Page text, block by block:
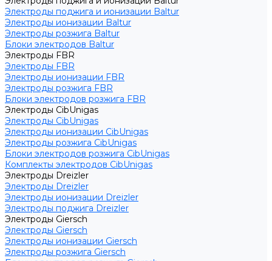
Электроды поджига и ионизации Baltur
Электроды ионизации Baltur
Электроды розжига Baltur
Блоки электродов Baltur
Электроды FBR
Электроды FBR
Электроды ионизации FBR
Электроды розжига FBR
Блоки электродов розжига FBR
Электроды CibUnigas
Электроды CibUnigas
Электроды ионизации CibUnigas
Электроды розжига CibUnigas
Блоки электродов розжига CibUnigas
Комплекты электродов CibUnigas
Электроды Dreizler
Электроды Dreizler
Электроды ионизации Dreizler
Электроды поджига Dreizler
Электроды Giersch
Электроды Giersch
Электроды ионизации Giersch
Электроды розжига Giersch